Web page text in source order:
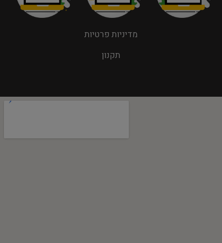
מדיניות פרטיות
תקנון